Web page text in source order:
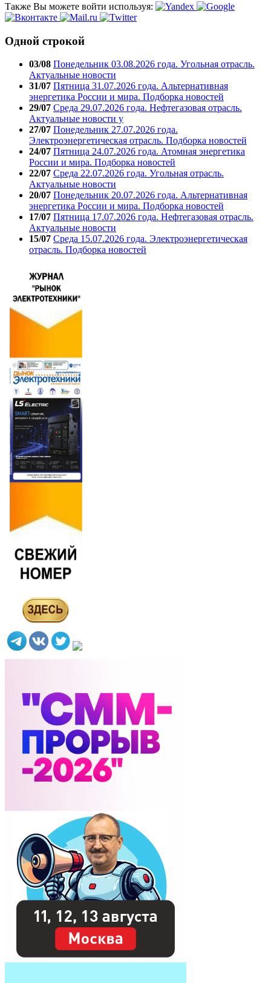
Также Вы можете войти используя:
Одной строкой
03/08 Понедельник 03.08.2026 года. Угольная отрасль.
Актуальные новости
31/07 Пятница 31.07.2026 года. Альтернативная
энергетика России и мира. Подборка новостей
29/07 Среда 29.07.2026 года. Нефтегазовая отрасль.
Актуальные новости у
27/07 Понедельник 27.07.2026 года.
Электроэнергетическая отрасль. Подборка новостей
24/07 Пятница 24.07.2026 года. Атомная энергетика
России и мира. Подборка новостей
22/07 Среда 22.07.2026 года. Угольная отрасль.
Актуальные новости
20/07 Понедельник 20.07.2026 года. Альтернативная
энергетика России и мира. Подборка новостей
17/07 Пятница 17.07.2026 года. Нефтегазовая отрасль.
Актуальные новости
15/07 Среда 15.07.2026 года. Электроэнергетическая
отрасль. Подборка новостей